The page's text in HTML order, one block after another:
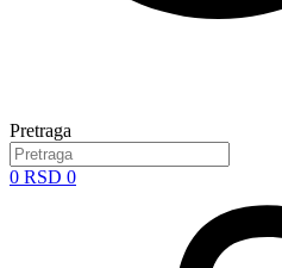
Pretraga
0 RSD 0